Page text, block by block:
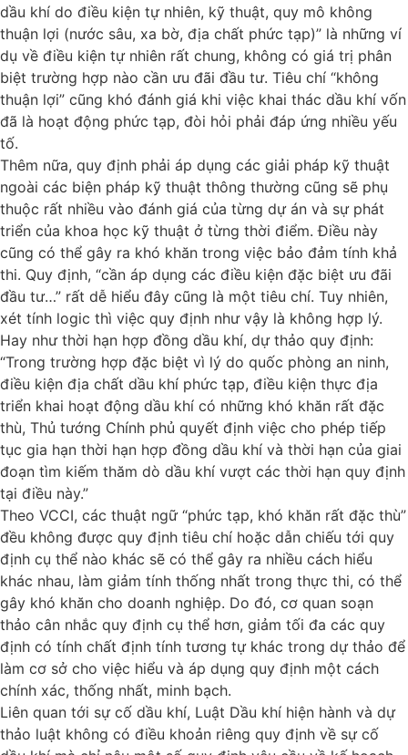
dầu khí do điều kiện tự nhiên, kỹ thuật, quy mô không
thuận lợi (nước sâu, xa bờ, địa chất phức tạp)” là những ví
dụ về điều kiện tự nhiên rất chung, không có giá trị phân
biệt trường hợp nào cần ưu đãi đầu tư. Tiêu chí “không
thuận lợi” cũng khó đánh giá khi việc khai thác dầu khí vốn
đã là hoạt động phức tạp, đòi hỏi phải đáp ứng nhiều yếu
tố.
Thêm nữa, quy định phải áp dụng các giải pháp kỹ thuật
ngoài các biện pháp kỹ thuật thông thường cũng sẽ phụ
thuộc rất nhiều vào đánh giá của từng dự án và sự phát
triển của khoa học kỹ thuật ở từng thời điểm. Điều này
cũng có thể gây ra khó khăn trong việc bảo đảm tính khả
thi. Quy định, “cần áp dụng các điều kiện đặc biệt ưu đãi
đầu tư…” rất dễ hiểu đây cũng là một tiêu chí. Tuy nhiên,
xét tính logic thì việc quy định như vậy là không hợp lý.
Hay như thời hạn hợp đồng dầu khí, dự thảo quy định:
“Trong trường hợp đặc biệt vì lý do quốc phòng an ninh,
điều kiện địa chất dầu khí phức tạp, điều kiện thực địa
triển khai hoạt động dầu khí có những khó khăn rất đặc
thù, Thủ tướng Chính phủ quyết định việc cho phép tiếp
tục gia hạn thời hạn hợp đồng dầu khí và thời hạn của giai
đoạn tìm kiếm thăm dò dầu khí vượt các thời hạn quy định
tại điều này.”
Theo VCCI, các thuật ngữ “phức tạp, khó khăn rất đặc thù”
đều không được quy định tiêu chí hoặc dẫn chiếu tới quy
định cụ thể nào khác sẽ có thể gây ra nhiều cách hiểu
khác nhau, làm giảm tính thống nhất trong thực thi, có thể
gây khó khăn cho doanh nghiệp. Do đó, cơ quan soạn
thảo cân nhắc quy định cụ thể hơn, giảm tối đa các quy
định có tính chất định tính tương tự khác trong dự thảo để
làm cơ sở cho việc hiểu và áp dụng quy định một cách
chính xác, thống nhất, minh bạch.
Liên quan tới sự cố dầu khí, Luật Dầu khí hiện hành và dự
thảo luật không có điều khoản riêng quy định về sự cố